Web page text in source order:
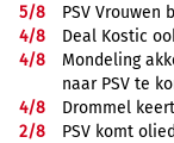
5/8
PSV Vrouwen
4/8
Deal Kostic
4/8
Mondeling
naar PSV te
4/8
Drommel
2/8
PSV komt